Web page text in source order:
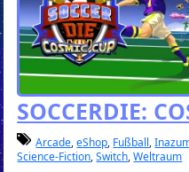
SOCCERDIE:
Arcade,eShop, Fußball,
Science-Fiction,Switch,Weltraum